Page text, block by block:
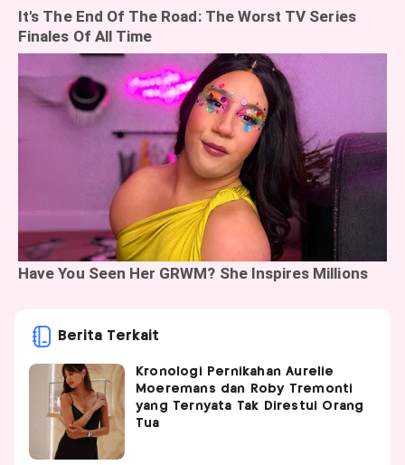
Berita Terkait
Kronologi Pernikahan Aurelie
Moeremans dan Roby Tremonti
yang Ternyata Tak Direstui Orang
Tua